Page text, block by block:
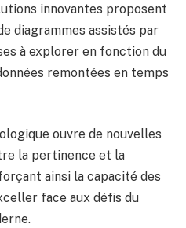
innovantes proposent
diagrammes assistés par
à explorer en fonction du
remontées en temps
ouvre de nouvelles
la pertinence et la
ainsi la capacité des
face aux défis du